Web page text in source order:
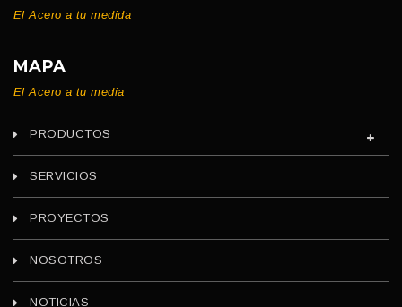
El Acero a tu medida
MAPA
El Acero a tu media
PRODUCTOS
SERVICIOS
PROYECTOS
NOSOTROS
NOTICIAS